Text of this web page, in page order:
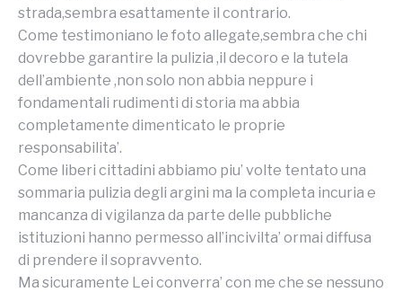
strada,sembra esattamente il contrario.
Come testimoniano le foto allegate,sembra che chi
dovrebbe garantire la pulizia ,il decoro e la tutela
dell’ambiente ,non solo non abbia neppure i
fondamentali rudimenti di storia ma abbia
completamente dimenticato le proprie
responsabilita’.
Come liberi cittadini abbiamo piu’ volte tentato una
sommaria pulizia degli argini ma la completa incuria e
mancanza di vigilanza da parte delle pubbliche
istituzioni hanno permesso all’incivilta’ ormai diffusa
di prendere il sopravvento.
Ma sicuramente Lei converra’ con me che se nessuno